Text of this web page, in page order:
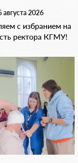
августа 2026
с избранием на
ректора КГМУ!